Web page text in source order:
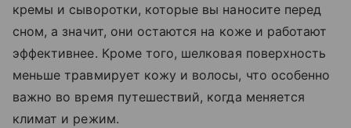
кремы и сыворотки, которые вы наносите перед
сном, а значит, они остаются на коже и работают
эффективнее. Кроме того, шелковая поверхность
меньше травмирует кожу и волосы, что особенно
важно во время путешествий, когда меняется
климат и режим.